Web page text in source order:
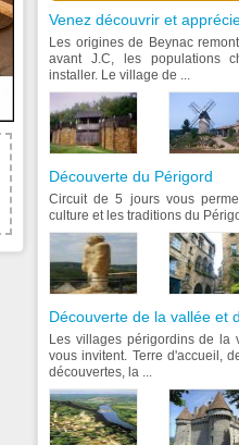
Venez découvrir et
Les origines de Beynac
avant J.C, les populations
installer. Le village de ...
Découverte du Périgord
Circuit de 5 jours vous
culture et les traditions du
Découverte de la vallée et
Les villages périgordins de la
vous invitent. Terre d'accueil,
découvertes, la ...